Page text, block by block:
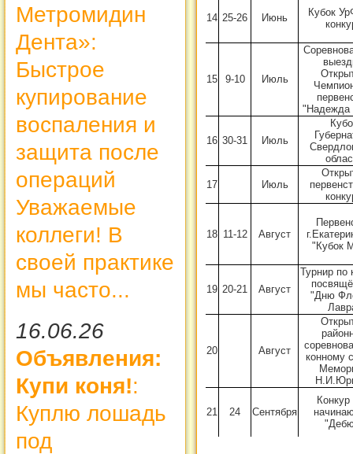
Метромидин
Дента»:
Быстрое
купирование
воспаления и
защита после
операций
Уважаемые
коллеги! В
своей практике
мы часто...
16.06.26
Объявления:
Купи коня!:
Куплю лошадь
под
14 25-26 Июнь
Кубок
15 9-10 Июль
"Надежда
16 30-31 Июль
17 Июль
18 11-12 Август
"Кубок
19 20-21 Август
Турнир по
"Дню
20 Август
конному
21 24 Сентября